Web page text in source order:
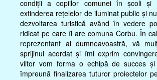
condiții a copiilor comunei în școli și
extinderea rețelelor de iluminat public și
dezvoltarea turistică având în vedere
ridicat pe care îl are comuna Corbu. În
reprezentant al dumneavoastră, vă
sprijinul acordat și îmi exprim
viitor vom forma o echipă de succes
împreună finalizarea tuturor proiectelor